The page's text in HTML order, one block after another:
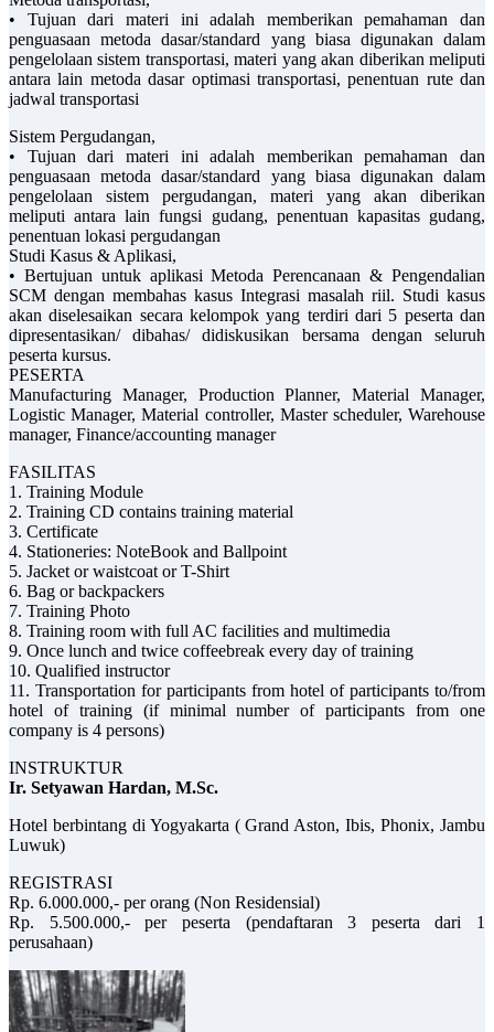
• Tujuan dari materi ini adalah memberikan pemahaman dan
penguasaan metoda dasar/standard yang biasa digunakan dalam
pengelolaan sistem transportasi, materi yang akan diberikan meliputi
antara lain metoda dasar optimasi transportasi, penentuan rute dan
jadwal transportasi
Sistem Pergudangan,
• Tujuan dari materi ini adalah memberikan pemahaman dan
penguasaan metoda dasar/standard yang biasa digunakan dalam
pengelolaan sistem pergudangan, materi yang akan diberikan
meliputi antara lain fungsi gudang, penentuan kapasitas gudang,
penentuan lokasi pergudangan
Studi Kasus & Aplikasi,
• Bertujuan untuk aplikasi Metoda Perencanaan & Pengendalian
SCM dengan membahas kasus Integrasi masalah riil. Studi kasus
akan diselesaikan secara kelompok yang terdiri dari 5 peserta dan
dipresentasikan/ dibahas/ didiskusikan bersama dengan seluruh
peserta kursus.
PESERTA
Manufacturing Manager, Production Planner, Material Manager,
Logistic Manager, Material controller, Master scheduler, Warehouse
manager, Finance/accounting manager
FASILITAS
1. Training Module
2. Training CD contains training material
3. Certificate
4. Stationeries: NoteBook and Ballpoint
5. Jacket or waistcoat or T-Shirt
6. Bag or backpackers
7. Training Photo
8. Training room with full AC facilities and multimedia
9. Once lunch and twice coffeebreak every day of training
10. Qualified instructor
11. Transportation for participants from hotel of participants to/from
hotel of training (if minimal number of participants from one
company is 4 persons)
INSTRUKTUR
Ir. Setyawan Hardan, M.Sc.
Hotel berbintang di Yogyakarta ( Grand Aston, Ibis, Phonix, Jambu
Luwuk)
REGISTRASI
Rp. 6.000.000,- per orang (Non Residensial)
Rp. 5.500.000,- per peserta (pendaftaran 3 peserta dari 1
perusahaan)